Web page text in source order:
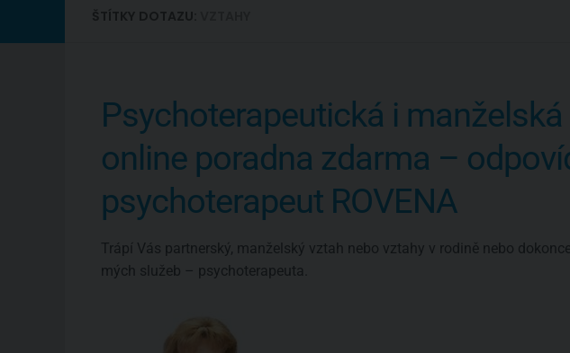
Psychoterapeutická i
online poradna zdarma –
psychoterapeut ROVENA
Trápí Vás partnerský, manželský vztah nebo vztahy v rodině nebo
mých služeb – psychoterapeuta.